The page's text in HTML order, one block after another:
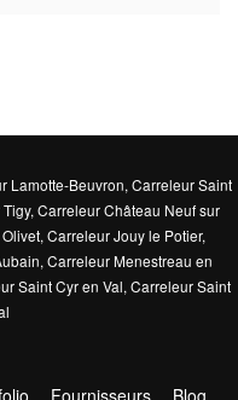
Lamotte-Beuvron,Carreleur Saint
,Carreleur Château Neuf sur
,Carreleur Jouy le Potier,
,Carreleur Menestreau en
Saint Cyr en Val,Carreleur Saint